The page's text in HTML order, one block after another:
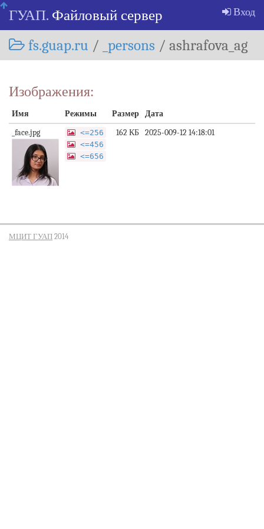
Skip
navigation
Вход
ГУАП. Файловый сервер
fs.guap.ru / _persons / ashrafova_ag
Изображения:
Имя Режимы Размер Дата
_face.jpg
<=256
<=456
<=656
162 КБ 2025-009-12 14:18:01
МЦИТ ГУАП 2014